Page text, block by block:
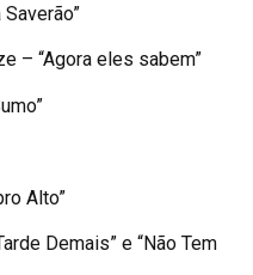
– “Agora eles sabem”
Alto”
Demais” e “Não Tem